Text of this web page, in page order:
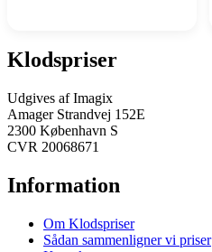
Klodspriser
Udgives af Imagix
Amager Strandvej 152E
2300 København S
CVR 20068671
Information
Om Klodspriser
Sådan sammenligner vi priser